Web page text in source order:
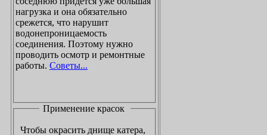
нагрузка и она обязательно
срежется, что нарушит
водонепроницаемость
соединения. Поэтому нужно
проводить осмотр и ремонтные
работы. Советы...
Применение красок